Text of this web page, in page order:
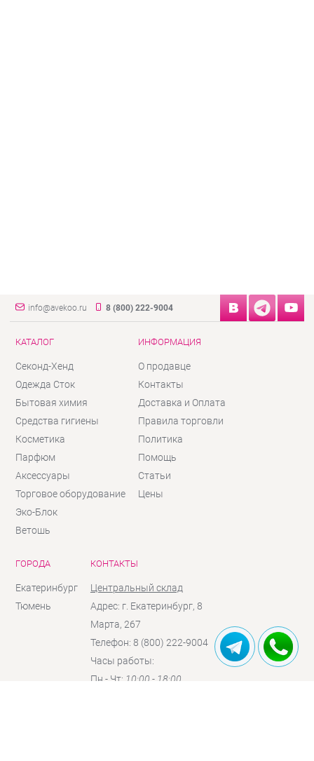
info@avekoo.ru 8 (800) 222-9004
КАТАЛОГ
Секонд-Хенд
Одежда Сток
Бытовая химия
Средства гигиены
Косметика
Парфюм
Аксессуары
Торговое оборудование
Эко-Блок
Ветошь
ИНФОРМАЦИЯ
О продавце
Контакты
Доставка и Оплата
Правила торговли
Политика
Помощь
Статьи
Цены
ГОРОДА
Екатеринбург
Тюмень
КОНТАКТЫ
Центральный склад
Адрес: г. Екатеринбург, 8
Марта, 267
Телефон: 8 (800) 222-9004
Часы работы:
Пн - Чт: 10:00 - 18:00